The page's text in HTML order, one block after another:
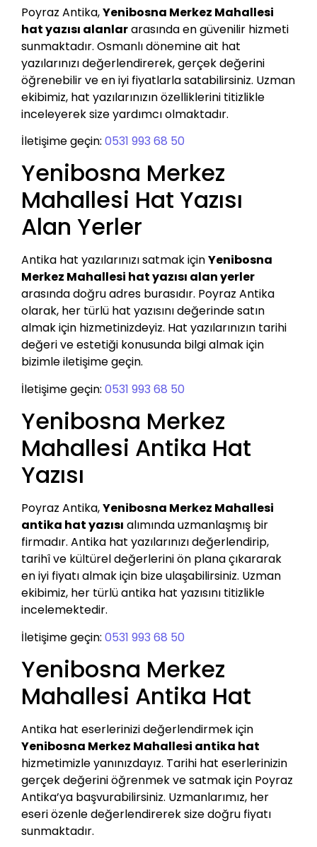
Poyraz Antika,Yenibosna Merkez Mahallesi
hat yazısı alanlararasında en güvenilir hizmeti
sunmaktadır. Osmanlı dönemine ait hat
yazılarınızı değerlendirerek, gerçek değerini
öğrenebilir ve en iyi fiyatlarla satabilirsiniz. Uzman
ekibimiz, hat yazılarınızın özelliklerini titizlikle
inceleyerek size yardımcı olmaktadır.
İletişime geçin: 0531 993 68 50
Yenibosna Merkez
Mahallesi Hat Yazısı
Alan Yerler
Antika hat yazılarınızı satmak içinYenibosna
Merkez Mahallesi hat yazısı alan yerler
arasında doğru adres burasıdır. Poyraz Antika
olarak, her türlü hat yazısını değerinde satın
almak için hizmetinizdeyiz. Hat yazılarınızın tarihi
değeri ve estetiği konusunda bilgi almak için
bizimle iletişime geçin.
İletişime geçin: 0531 993 68 50
Yenibosna Merkez
Mahallesi Antika Hat
Yazısı
Poyraz Antika,Yenibosna Merkez Mahallesi
antika hat yazısı alımında uzmanlaşmış bir
firmadır. Antika hat yazılarınızı değerlendirip,
tarihî ve kültürel değerlerini ön plana çıkararak
en iyi fiyatı almak için bize ulaşabilirsiniz. Uzman
ekibimiz, her türlü antika hat yazısını titizlikle
incelemektedir.
İletişime geçin: 0531 993 68 50
Yenibosna Merkez
Mahallesi Antika Hat
Antika hat eserlerinizi değerlendirmek için
Yenibosna Merkez Mahallesi antika hat
hizmetimizle yanınızdayız. Tarihi hat eserlerinizin
gerçek değerini öğrenmek ve satmak için Poyraz
Antika’ya başvurabilirsiniz. Uzmanlarımız, her
eseri özenle değerlendirerek size doğru fiyatı
sunmaktadır.